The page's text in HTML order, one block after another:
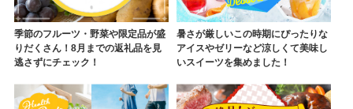
季節のフルーツ・野菜や限定品が盛
りだくさん！8月までの返礼品を見
逃さずにチェック！
暑さが厳しいこの時期にぴったりな
アイスやゼリーなど涼しくて美味し
いスイーツを集めました！